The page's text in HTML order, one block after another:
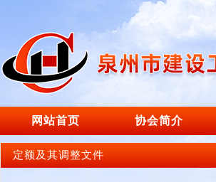
网站首页 协会简介
定额及其调整文件